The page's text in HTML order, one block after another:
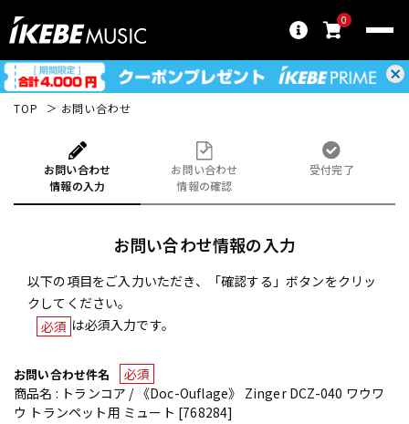
0
TOP お問い合わせ
お問い合わせ
情報の入力
お問い合わせ
情報の確認
受付完了
お問い合わせ情報の入力
以下の項目をご入力いただき、「確認する」ボタンをクリッ
クしてください。
必須 は必須入力です。
お問い合わせ件名
必須
商品名 : トランコア / 《Doc-Ouflage》 Zinger DCZ-040 ワウワ
ウ トランペット用 ミュート [768284]